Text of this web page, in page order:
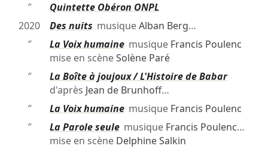
″
Quintette Obéron ONPL
2020
Des nuits musiqueAlban Berg…
″
La Voix humainemusique Francis Poulenc
mise en scèneSolène Paré
″
La Boîte à joujoux / L'Histoire de Babar
d'après Jean de Brunhoff…
″
La Voix humainemusique Francis Poulenc
″
La Parole seulemusique Francis Poulenc…
mise en scène Delphine Salkin